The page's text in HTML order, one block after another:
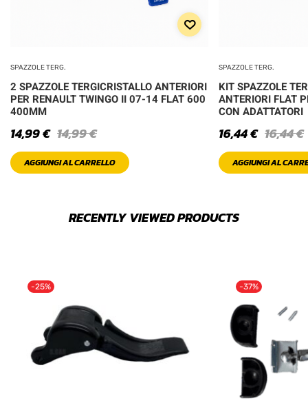
SPAZZOLE TERG.
2 SPAZZOLE TERGICRISTALLO ANTERIORI
PER RENAULT TWINGO II 07-14 FLAT 600
400MM
14,99€
14,99€
AGGIUNGI AL CARRELLO
SPAZZOLE TERG.
KIT SPAZZOLE
ANTERIORI FLAT
CON ADATTATORI
16,44€
16,44€
AGGIUNGI AL
RECENTLY VIEWED PRODUCTS
-25% -37%